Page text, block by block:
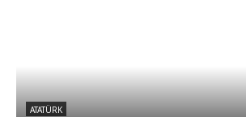
ATATÜRK